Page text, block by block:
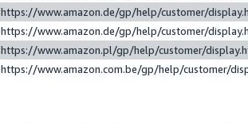
https://www.amazon.de/gp/help/customer/
https://www.amazon.de/gp/help/customer/
https://www.amazon.pl/gp/help/customer/
https://www.amazon.com.be/gp/help/customer/